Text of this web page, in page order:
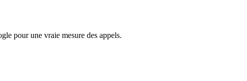
pour une vraie mesure des appels.